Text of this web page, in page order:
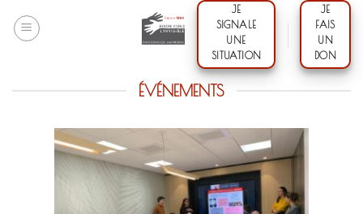
JE
SIGNALE
UNE
SITUATION
JE
FAIS
UN
DON
ÉVÉNEMENTS